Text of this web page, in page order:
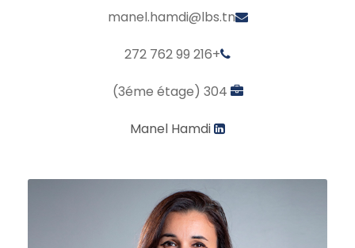
manel.hamdi@lbs.tn
+216 99 762 272
Manel Hamdi